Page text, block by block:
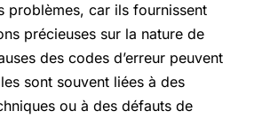
problèmes, car ils fournissent
précieuses sur la nature de
des codes d’erreur peuvent
sont souvent liées à des
ou à des défauts de